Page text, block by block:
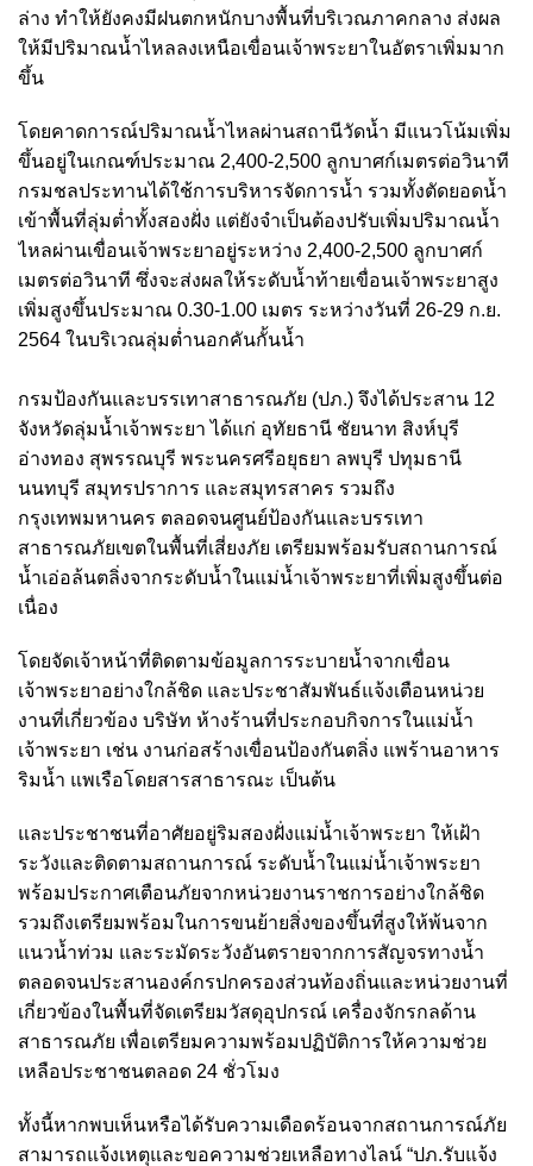
ล่าง ทำให้ยังคงมีฝนตกหนักบางพื้นที่บริเวณภาคกลาง ส่งผล
ให้มีปริมาณน้ำไหลลงเหนือเขื่อนเจ้าพระยาในอัตราเพิ่มมาก
ขึ้น
โดยคาดการณ์ปริมาณน้ำไหลผ่านสถานีวัดน้ำ มีแนวโน้มเพิ่ม
ขึ้นอยู่ในเกณฑ์ประมาณ 2,400-2,500 ลูกบาศก์เมตรต่อวินาที
กรมชลประทานได้ใช้การบริหารจัดการน้ำ รวมทั้งตัดยอดน้ำ
เข้าพื้นที่ลุ่มต่ำทั้งสองฝั่ง แต่ยังจำเป็นต้องปรับเพิ่มปริมาณน้ำ
ไหลผ่านเขื่อนเจ้าพระยาอยู่ระหว่าง 2,400-2,500 ลูกบาศก์
เมตรต่อวินาที ซึ่งจะส่งผลให้ระดับน้ำท้ายเขื่อนเจ้าพระยาสูง
เพิ่มสูงขึ้นประมาณ 0.30-1.00 เมตร ระหว่างวันที่ 26-29 ก.ย.
2564 ในบริเวณลุ่มต่ำนอกคันกั้นน้ำ
กรมป้องกันและบรรเทาสาธารณภัย (ปภ.) จึงได้ประสาน 12
จังหวัดลุ่มน้ำเจ้าพระยา ได้แก่ อุทัยธานี ชัยนาท สิงห์บุรี
อ่างทอง สุพรรณบุรี พระนครศรีอยุธยา ลพบุรี ปทุมธานี
นนทบุรี สมุทรปราการ และสมุทรสาคร รวมถึง
กรุงเทพมหานคร ตลอดจนศูนย์ป้องกันและบรรเทา
สาธารณภัยเขตในพื้นที่เสี่ยงภัย เตรียมพร้อมรับสถานการณ์
น้ำเอ่อล้นตลิ่งจากระดับน้ำในแม่น้ำเจ้าพระยาที่เพิ่มสูงขึ้นต่อ
เนื่อง
โดยจัดเจ้าหน้าที่ติดตามข้อมูลการระบายน้ำจากเขื่อน
เจ้าพระยาอย่างใกล้ชิด และประชาสัมพันธ์แจ้งเตือนหน่วย
งานที่เกี่ยวข้อง บริษัท ห้างร้านที่ประกอบกิจการในแม่น้ำ
เจ้าพระยา เช่น งานก่อสร้างเขื่อนป้องกันตลิ่ง แพร้านอาหาร
ริมน้ำ แพเรือโดยสารสาธารณะ เป็นต้น
และประชาชนที่อาศัยอยู่ริมสองฝั่งแม่น้ำเจ้าพระยา ให้เฝ้า
ระวังและติดตามสถานการณ์ ระดับน้ำในแม่น้ำเจ้าพระยา
พร้อมประกาศเตือนภัยจากหน่วยงานราชการอย่างใกล้ชิด
รวมถึงเตรียมพร้อมในการขนย้ายสิ่งของขึ้นที่สูงให้พ้นจาก
แนวน้ำท่วม และระมัดระวังอันตรายจากการสัญจรทางน้ำ
ตลอดจนประสานองค์กรปกครองส่วนท้องถิ่นและหน่วยงานที่
เกี่ยวข้องในพื้นที่จัดเตรียมวัสดุอุปกรณ์ เครื่องจักรกลด้าน
สาธารณภัย เพื่อเตรียมความพร้อมปฏิบัติการให้ความช่วย
เหลือประชาชนตลอด 24 ชั่วโมง
ทั้งนี้หากพบเห็นหรือได้รับความเดือดร้อนจากสถานการณ์ภัย
สามารถแจ้งเหตุและขอความช่วยเหลือทางไลน์ “ปภ.รับแจ้ง